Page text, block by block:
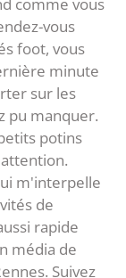
vous
foot, vous
minute
sur les
pu manquer.
potins
m'interpelle
de
rapide
média de
Suivez